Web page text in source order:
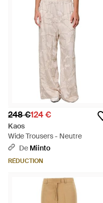
248 €124 €
Kaos
Wide Trousers - Neutre
De Miinto
RÉDUCTION